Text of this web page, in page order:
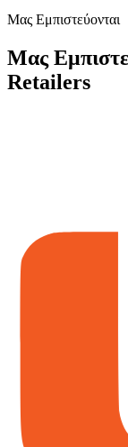
Μας Εμπιστεύονται
Μας
Retailers